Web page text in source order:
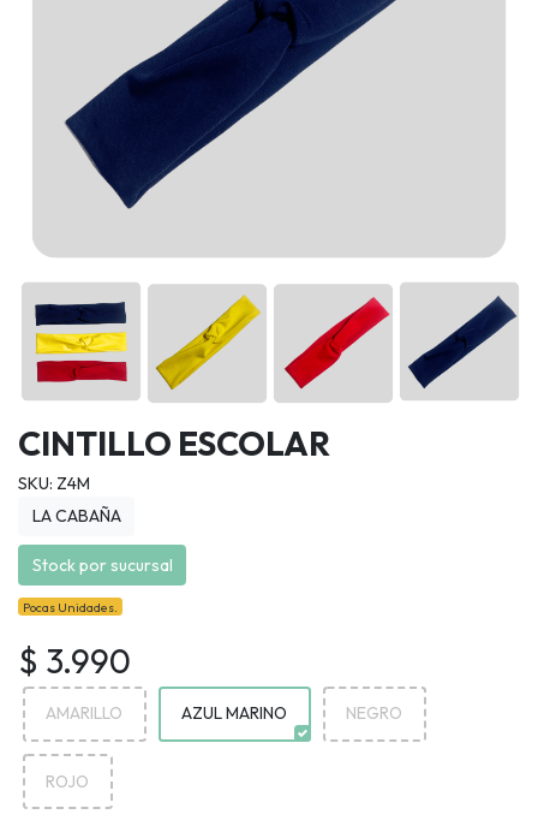
CINTILLO ESCOLAR
SKU: Z4M
LA CABAÑA
Stock por sucursal
Pocas Unidades.
$ 3.990
AMARILLO AZUL MARINO NEGRO
ROJO